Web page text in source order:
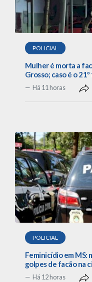
POLICIAL
Mulher é morta a
Grosso; caso é o
Há 11 horas
POLICIAL
Feminicídio em MS:
golpes de facão na
Há 12 horas